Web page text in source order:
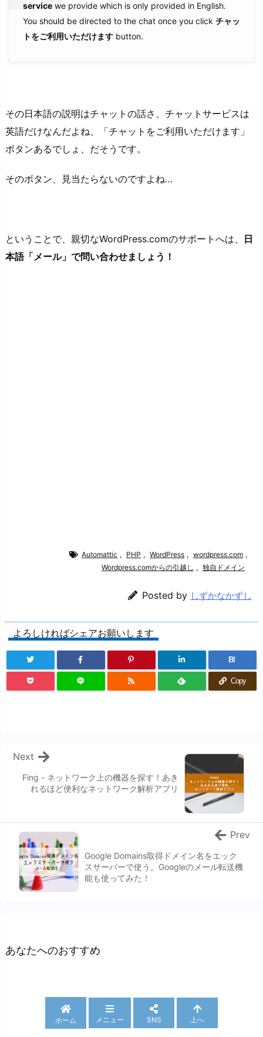
service we provide which is only provided in English.
You should be directed to the chat once you click チャッ
トをご利用いただけます button.
その日本語の説明はチャットの話さ、チャットサービスは
英語だけなんだよね、「チャットをご利用いただけます」
ボタンあるでしょ、だそうです。
そのボタン、見当たらないのですよね…
ということで、親切なWordPress.comのサポートへは、 日
本語「メール」で問い合わせましょう！
Automattic , PHP , WordPress , wordpress.com ,
Wordpress.comからの引越し , 独自ドメイン
Posted by しずかなかずし
よろしければシェアお願いします
B!
Copy
Fing - ネットワーク上の機器を探す！あき
れるほど便利なネットワーク解析アプリ
Next
Google Domains取得ドメイン名をエック
スサーバーで使う。Googleのメール転送機
能も使ってみた！
Prev
あなたへのおすすめ
ホーム メニュー SNS 上へ